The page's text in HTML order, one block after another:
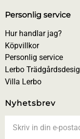
Personlig service
Hur handlar jag?
Köpvillkor
Personlig service
Lerbo
Villa Lerbo
Nyhetsbrev